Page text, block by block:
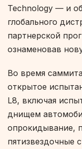
Technology — и
глобального
партнерской
ознаменовав
Во время
открытое
L8, включая
днищем
опрокидывание,
пятизвездочные